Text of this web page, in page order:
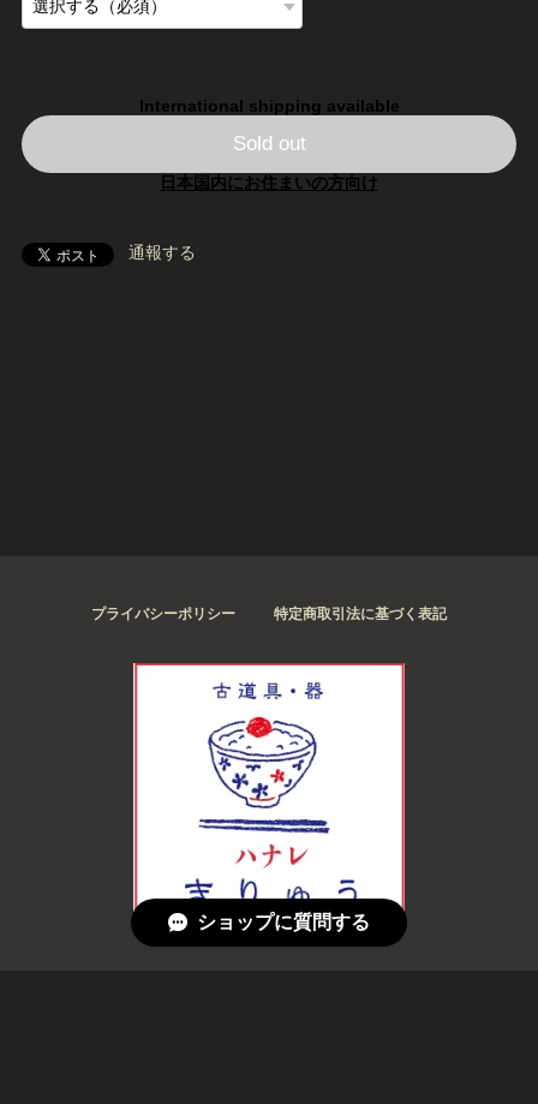
International shipping available
Sold out
日本国内にお住まいの方向け
通報する
プライバシーポリシー 特定商取引法に基づく表記
ショップに質問する